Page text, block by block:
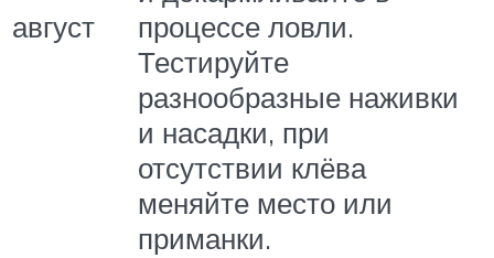
август
процессе ловли.
Тестируйте
разнообразные наживки
и насадки, при
отсутствии клёва
меняйте место или
приманки.